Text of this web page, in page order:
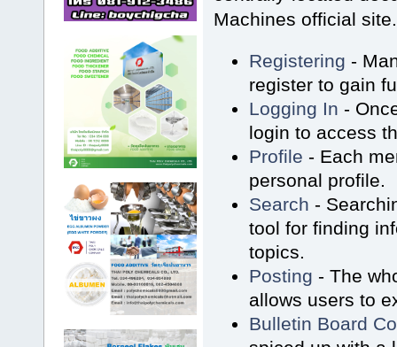
Machines official site.
Registering -
register to gain
Logging In -
login to access
Profile - Each
personal profile.
Search -
tool for finding
topics.
Posting - The
allows users to
Bulletin Board